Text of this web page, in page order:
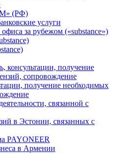
(РФ)
услуги
за рубежом («substance»)
консультации, получение
сопровождение
получение необходимых
связанной с
в Эстонии, связанных с
PAYONEER
в Армении